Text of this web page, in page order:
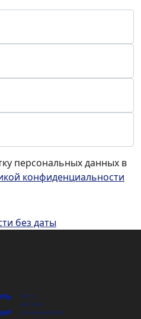
персональных данных в
конфиденциальности